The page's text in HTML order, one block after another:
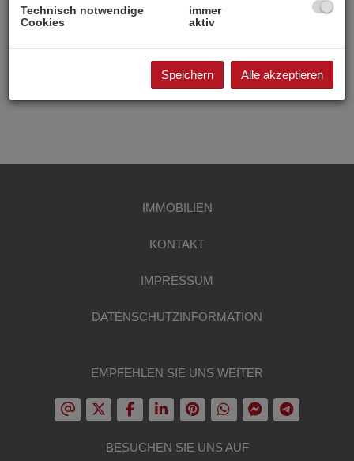
04.07.2025, 11:28
Hier ist der Einleitungstext
IMMOBILIEN
KONTAKT
IMPRESSUM
DATENSCHUTZINFORMATION
EMPFEHLEN SIE UNS WEITER
BESUCHEN SIE UNS AUF
Technisch notwendige
Cookies
immer
aktiv
Speichern Alle akzeptieren